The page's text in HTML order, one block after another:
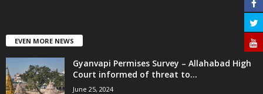
EVEN MORE NEWS
Gyanvapi Permises Survey – Allahabad High
Court informed of threat to...
June 25, 2024